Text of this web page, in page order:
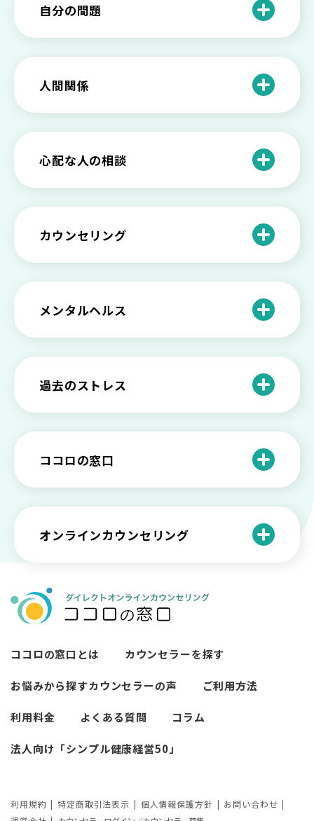
根性がない？甘えている？それは新型う
つ病と呼ばれる状態かも
甘えや怠けとの違いは？新型うつの特徴
と見分け方
もしかして不眠症？眠れない原因や対処
自分の問題
「無能な自分が嫌い…」自己嫌悪でつら
いときの対処法とは
【セルフメンタルケア】精神的に強くな
る方法と具体的行動とは
どうしたらいい？繊細で傷つきやすい自
分に困っている方に伝えたい3つの原因と
対処法せ
自分の人生を変えたい…でもどうすれ
ば？ 人生に変化を起こすための3ステッ
プを解説
自分が嫌い！ 好きになれない！という人
の特徴と対処法を解説
メンタルが弱い人と強い人の2つの違い
「自分はダメ」って、本当に？「自分は
女性必見！自分らしく生きるとは？ 悩ん
だら振り返りたいこと
安のメリットや対処法も】
人間関係
【保存版】家族が精神疾患になったとき
の5つの対応
【恋愛】復讐や仕返しをしたい気持ちが
抑えられない時に試したい2つの方法
【家庭内の嫌がらせ】 モラハラ（モラル
【恋愛で裏切られた】 気持ちの整理の仕
恋愛依存かもしれない…好きな人が頭か
ー関係がいつもうまくいかないと感じる
心配な人の相談
【子供が精神障害】 家族の接し方や活用
できる社会資源は？
カウンセリング
心理カウンセリングとは？医療との違い
や実際の流れを解説
心理カウンセリングの歴史と日本におけ
る発展
いろいろあるカウンセラー資格のまとめ
来談者中心療法とは？カウンセリングの
カウンセリングは効果がない？効果半減
何を話していい？カウンセリングで心の
【カウンセリングを受けたい人向け】カ
ウンセリングの流れや使い方
必要なカウンセリングの回数は？症状や
悩みによるカウンセリング回数や期間の
カウンセリングの効果ってどんなもの？
カウンセリングの3つの効果を解説
メンタルヘルス
日本のメンタルヘルスは遅れてる？理由
や法律の歴史について
精神科・心療内科・カウンセリングの違
い【選ぶ時のポイント】
カウンセラーの収入や働き方は？こんな
過去のストレス
死別の悲しみから立ち直る過程と具体的
な対処方法
ペットロスとは？ ペットを失った時の症
状や対処法を解説
ココロの窓口
ココロの窓口とは？カウンセリングの敷
プライバシー重視！『ココロの窓口』は
顔出し・本名出し不要
カウンセリングは高い？1分100円『ココ
異文化適応とメンタルケア
オンラインカウンセリング
今すぐ相談！予約不要のココロの窓口の
メリットとは
【2026年7月版】オンラインカウンセリ
ング6社比較｜料金・資格・今すぐ相談で
きるかで選ぶ
ココロの窓口とは カウンセラーを探す
お悩みから探すカウンセラーの声 ご利用方法
利用料金 よくある質問 コラム
法人向け「シンプル健康経営50」
利用規約 特定商取引法表示 個人情報保護方針
お問い合わせ